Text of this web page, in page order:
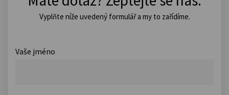
Vyplňte níže uvedený formulář a my to zařídíme.
Vaše jméno